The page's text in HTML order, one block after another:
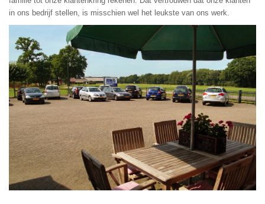
in ons bedrijf stellen, is misschien wel het leukste van ons werk.